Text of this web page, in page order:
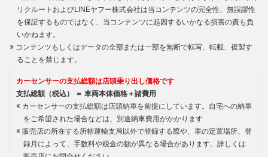
リクルートおよびLINEヤフー株式会社は当コンテンツの完全性、無誤謬性
を保証するものではなく、当コンテンツに起因するいかなる損害の責も負
いかねます。
コンテンツもしくはデータの全部または一部を無断で転写、転載、複製す
ることを禁じます。
カーセンサーの支払総額は店頭乗り出し価格です
支払総額（税込） ＝ 車両本体価格＋諸費用
カーセンサーの支払総額は店頭納車を前提にしています。自宅への納車
をご希望された場合などは、別途納車費用がかかります
販売店の所在する所轄運輸支局以外で登録する際や、車の定置場所、登
録月によって、手数料や税金の額が異なる場合があります。詳しくは